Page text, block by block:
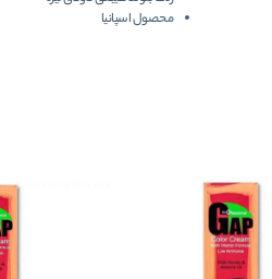
محصول اسپانیا